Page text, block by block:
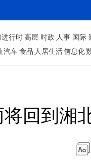
行时高层 时政 人事 国际
汽车食品 人居生活信息化
回到湘